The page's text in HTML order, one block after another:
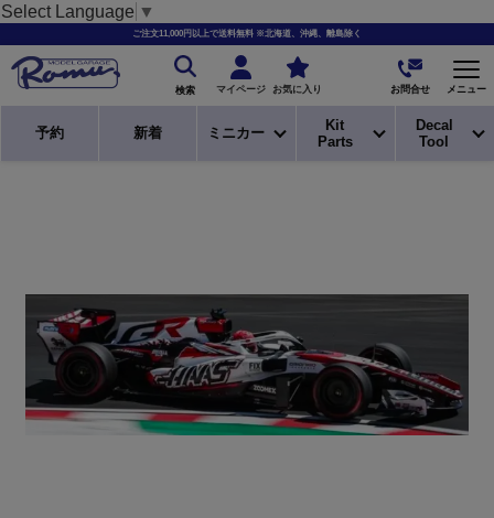
Select Language ▼
ご注文11,000円以上で送料無料 ※北海道、沖縄、離島除く
検索 マイページ お気に入り お問合せ メニュー
予約 新着 ミニカー
Kit
Parts
Decal
Tool